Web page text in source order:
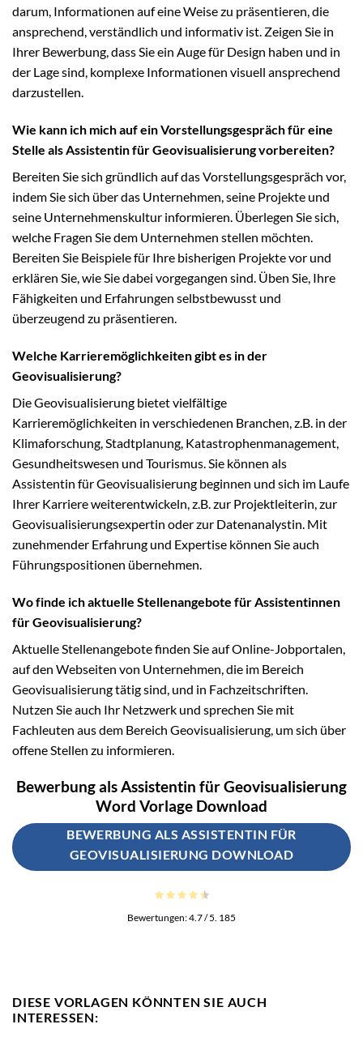
darum, Informationen auf eine Weise zu präsentieren, die
ansprechend, verständlich und informativ ist. Zeigen Sie in
Ihrer Bewerbung, dass Sie ein Auge für Design haben und in
der Lage sind, komplexe Informationen visuell ansprechend
darzustellen.
Wie kann ich mich auf ein Vorstellungsgespräch für eine
Stelle als Assistentin für Geovisualisierung vorbereiten?
Bereiten Sie sich gründlich auf das Vorstellungsgespräch vor,
indem Sie sich über das Unternehmen, seine Projekte und
seine Unternehmenskultur informieren. Überlegen Sie sich,
welche Fragen Sie dem Unternehmen stellen möchten.
Bereiten Sie Beispiele für Ihre bisherigen Projekte vor und
erklären Sie, wie Sie dabei vorgegangen sind. Üben Sie, Ihre
Fähigkeiten und Erfahrungen selbstbewusst und
überzeugend zu präsentieren.
Welche Karrieremöglichkeiten gibt es in der
Geovisualisierung?
Die Geovisualisierung bietet vielfältige
Karrieremöglichkeiten in verschiedenen Branchen, z.B. in der
Klimaforschung, Stadtplanung, Katastrophenmanagement,
Gesundheitswesen und Tourismus. Sie können als
Assistentin für Geovisualisierung beginnen und sich im Laufe
Ihrer Karriere weiterentwickeln, z.B. zur Projektleiterin, zur
Geovisualisierungsexpertin oder zur Datenanalystin. Mit
zunehmender Erfahrung und Expertise können Sie auch
Führungspositionen übernehmen.
Wo finde ich aktuelle Stellenangebote für Assistentinnen
für Geovisualisierung?
Aktuelle Stellenangebote finden Sie auf Online-Jobportalen,
auf den Webseiten von Unternehmen, die im Bereich
Geovisualisierung tätig sind, und in Fachzeitschriften.
Nutzen Sie auch Ihr Netzwerk und sprechen Sie mit
Fachleuten aus dem Bereich Geovisualisierung, um sich über
offene Stellen zu informieren.
Bewerbung als Assistentin für Geovisualisierung
Word Vorlage Download
BEWERBUNG ALS ASSISTENTIN FÜR
GEOVISUALISIERUNG DOWNLOAD
Bewertungen:4.7/ 5. 185
DIESE VORLAGEN KÖNNTEN SIE AUCH
INTERESSEN: